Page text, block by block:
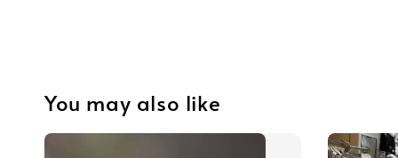
You may also like